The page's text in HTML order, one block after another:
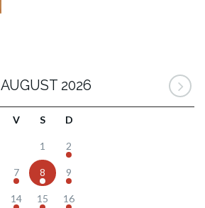
AUGUST 2026
V S D
1 2
7 8 9
14 15 16